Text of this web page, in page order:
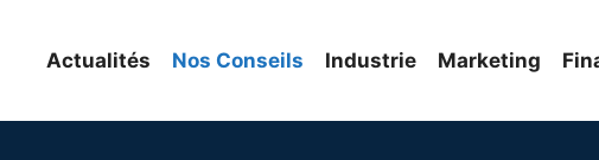
Actualités Nos Conseils Industrie Marketing